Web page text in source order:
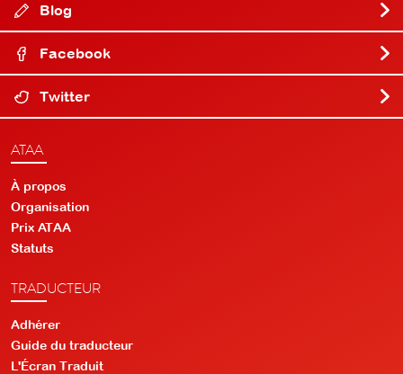
Blog
Facebook
Twitter
ATAA
À propos
Organisation
Prix ATAA
Statuts
TRADUCTEUR
Adhérer
Guide du traducteur
L'Écran Traduit